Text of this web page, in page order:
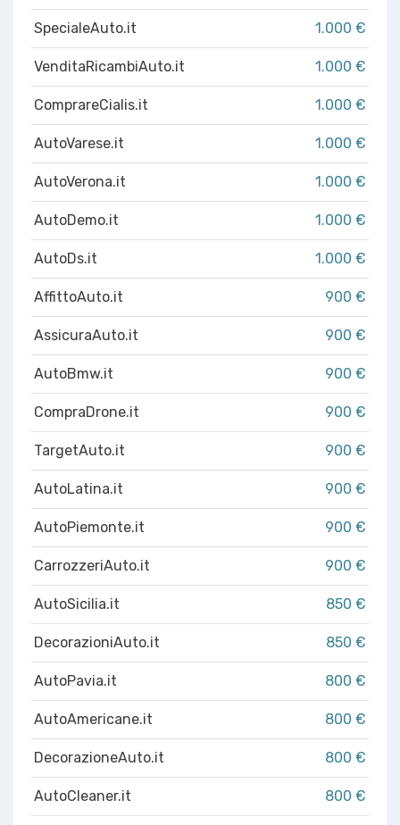
SpecialeAuto.it 1.000 €
VenditaRicambiAuto.it 1.000 €
ComprareCialis.it 1.000 €
AutoVarese.it 1.000 €
AutoVerona.it 1.000 €
AutoDemo.it 1.000 €
AutoDs.it 1.000 €
AffittoAuto.it 900 €
AssicuraAuto.it 900 €
AutoBmw.it 900 €
CompraDrone.it 900 €
TargetAuto.it 900 €
AutoLatina.it 900 €
AutoPiemonte.it 900 €
CarrozzeriAuto.it 900 €
AutoSicilia.it 850 €
DecorazioniAuto.it 850 €
AutoPavia.it 800 €
AutoAmericane.it 800 €
DecorazioneAuto.it 800 €
AutoCleaner.it 800 €